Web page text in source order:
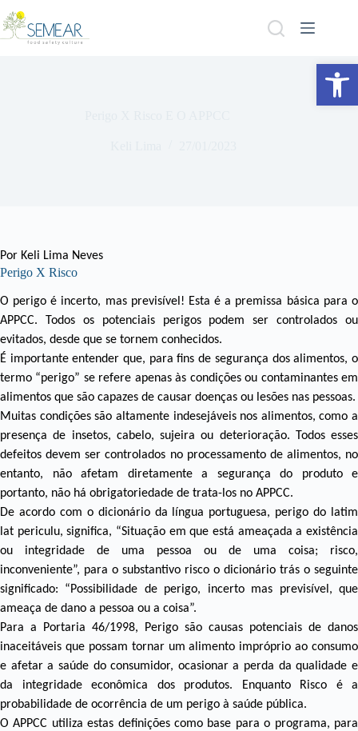
Abrir a barra de ferramentas
Por Keli Lima Neves
Perigo X Risco
O perigo é incerto, mas previsível! Esta é a premissa básica para o
APPCC. Todos os potenciais perigos podem ser controlados ou
evitados, desde que se tornem conhecidos.
É importante entender que, para fins de segurança dos alimentos, o
termo “perigo” se refere apenas às condições ou contaminantes em
alimentos que são capazes de causar doenças ou lesões nas pessoas.
Muitas condições são altamente indesejáveis nos alimentos, como a
presença de insetos, cabelo, sujeira ou deterioração. Todos esses
defeitos devem ser controlados no processamento de alimentos, no
entanto, não afetam diretamente a segurança do produto e
portanto, não há obrigatoriedade de trata-los no APPCC.
De acordo com o dicionário da língua portuguesa, perigo do latim
lat periculu, significa, “Situação em que está ameaçada a existência
ou integridade de uma pessoa ou de uma coisa; risco,
inconveniente”, para o substantivo risco o dicionário trás o seguinte
significado: “Possibilidade de perigo, incerto mas previsível, que
ameaça de dano a pessoa ou a coisa”.
Para a Portaria 46/1998, Perigo são causas potenciais de danos
inaceitáveis que possam tornar um alimento impróprio ao consumo
e afetar a saúde do consumidor, ocasionar a perda da qualidade e
da integridade econômica dos produtos. Enquanto Risco é a
probabilidade de ocorrência de um perigo à saúde pública.
O APPCC utiliza estas definições como base para o programa, para